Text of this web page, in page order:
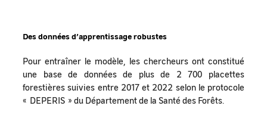
Des données d’apprentissage robustes
Pour entraîner le modèle, les chercheurs ont constitué
une base de données de plus de 2 700 placettes
forestières suivies entre 2017 et 2022 selon le protocole
« DEPERIS » du Département de la Santé des Forêts.